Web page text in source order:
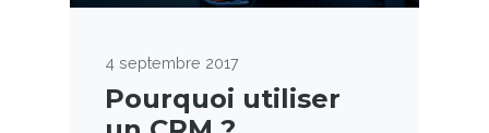
4 septembre 2017
Pourquoi utiliser